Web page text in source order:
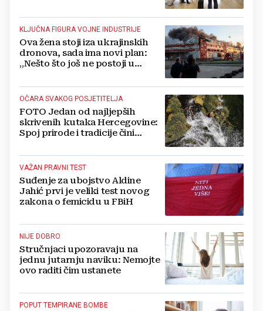
KLJUČNA FIGURA VOJNE INDUSTRIJE
Ova žena stoji iza ukrajinskih
dronova, sada ima novi plan:
„Nešto što još ne postoji u
OČARA SVAKOG POSJETITELJA
FOTO Jedan od najljepših
skrivenih kutaka Hercegovine:
Spoj prirode i tradicije čini
destinacijom
VAŽAN PRAVNI TEST
Suđenje za ubojstvo Aldine
Jahić prvi je veliki test novog
zakona o femicidu u FBiH
NIJE DOBRO
Stručnjaci upozoravaju na
jednu jutarnju naviku: Nemojte
ovo raditi čim ustanete
POPUT TEMPIRANE BOMBE